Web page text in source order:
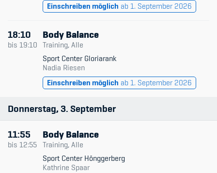
Einschreiben möglich ab 1. September 2026
18:10
bis 19:10
Body Balance
Training, Alle
Sport Center Gloriarank
Nadia Riesen
Einschreiben möglich ab 1. September 2026
Donnerstag 3 September
11:55
bis 12:55
Body Balance
Training, Alle
Sport Center Hönggerberg
Kathrine Spaar